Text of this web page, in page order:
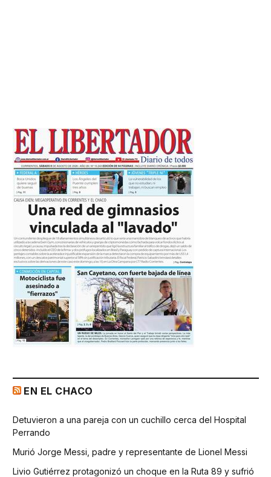
EN EL CHACO
Detuvieron a una pareja con un cuchillo cerca del Hospital
Perrando
Murió Jorge Messi, padre y representante de Lionel Messi
Livio Gutiérrez protagonizó un choque en la Ruta 89 y sufrió